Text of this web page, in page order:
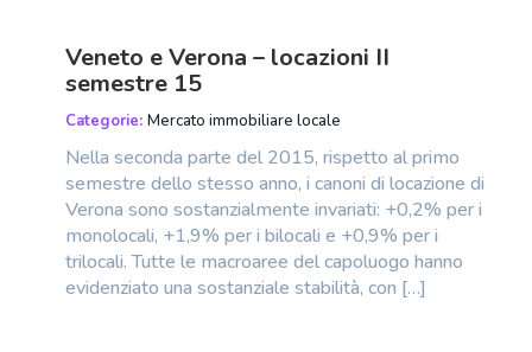
Veneto e Verona – locazioni II
semestre 15
Categorie: Mercato immobiliare locale
Nella seconda parte del 2015, rispetto al primo
semestre dello stesso anno, i canoni di locazione di
Verona sono sostanzialmente invariati: +0,2% per i
monolocali, +1,9% per i bilocali e +0,9% per i
trilocali. Tutte le macroaree del capoluogo hanno
evidenziato una sostanziale stabilità, con […]